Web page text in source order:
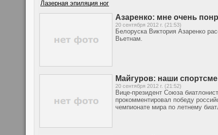
Лазерная эпиляция ног
Азаренко: мне очень
20 сентября 2012 г. (21:53)
Белоруска Виктория Азаренко
Вьетнам.
Майгуров: наши
20 сентября 2012 г. (21:52)
Вице-президент Союза
прокомментировал победу
чемпионате мира по летнему